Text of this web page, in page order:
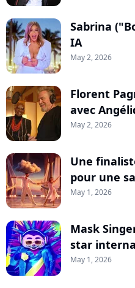
Sabrina
IA
May 2, 2026
Florent
avec
May 2, 2026
Une
pour une
May 1, 2026
Mask
star
May 1, 2026